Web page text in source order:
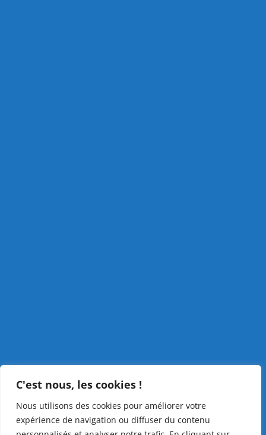
C'est nous, les cookies !
Nous utilisons des cookies pour améliorer votre
expérience de navigation ou diffuser du contenu